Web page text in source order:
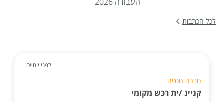
לכל הכתבות
לפני יומיים
חברה חסויה
קניינ /ית רכש מקומי